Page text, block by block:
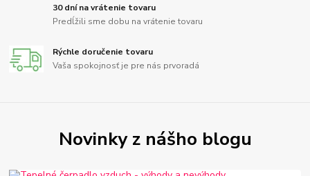
30 dní na vrátenie tovaru
Predĺžili sme dobu na vrátenie tovaru
Rýchle doručenie tovaru
Vaša spokojnosť je pre nás prvoradá
Novinky z nášho blogu